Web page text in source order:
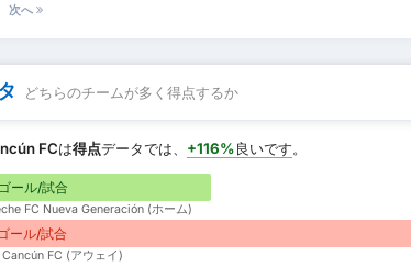
次へ
どちらのチームが多く得点するか
FCは得点データでは、 +116%良いです。
ール/試合
FC Nueva Generación (ホーム)
ール/試合
Cancún FC (アウェイ)